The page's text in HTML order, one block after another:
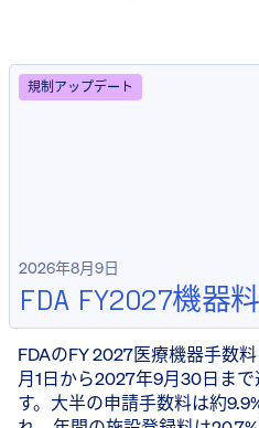
規制アップデート
2026年8月9日
FDA FY2027機器
FDAのFY 2027医療機器手数
月1日から2027年9月30日ま
す。大半の申請手数料は約